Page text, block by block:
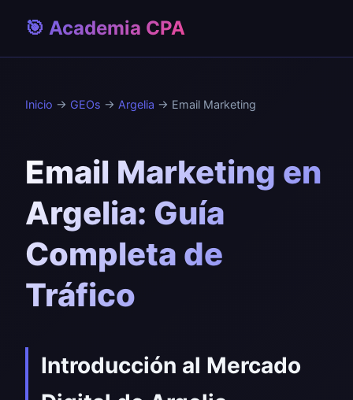
🎯 Academia CPA
Inicio → GEOs → Argelia → Email Marketing
Email Marketing en
Argelia: Guía
Completa de
Tráfico
Introducción al Mercado